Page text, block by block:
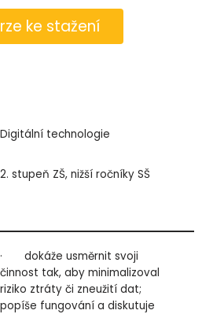
ke stažení
Digitální technologie
2. stupeň ZŠ, nižší ročníky SŠ
· dokáže usměrnit svoji
činnost tak, aby minimalizoval
riziko ztráty či zneužití dat;
popíše fungování a diskutuje